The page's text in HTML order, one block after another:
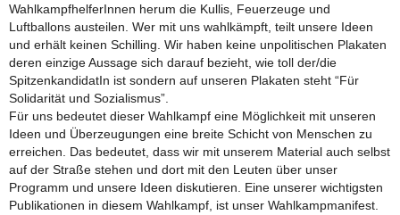
WahlkampfhelferInnen herum die Kullis, Feuerzeuge und
Luftballons austeilen. Wer mit uns wahlkämpft, teilt unsere Ideen
und erhält keinen Schilling. Wir haben keine unpolitischen Plakaten
deren einzige Aussage sich darauf bezieht, wie toll der/die
SpitzenkandidatIn ist sondern auf unseren Plakaten steht “Für
Solidarität und Sozialismus”.
Für uns bedeutet dieser Wahlkampf eine Möglichkeit mit unseren
Ideen und Überzeugungen eine breite Schicht von Menschen zu
erreichen. Das bedeutet, dass wir mit unserem Material auch selbst
auf der Straße stehen und dort mit den Leuten über unser
Programm und unsere Ideen diskutieren. Eine unserer wichtigsten
Publikationen in diesem Wahlkampf, ist unser Wahlkampmanifest.